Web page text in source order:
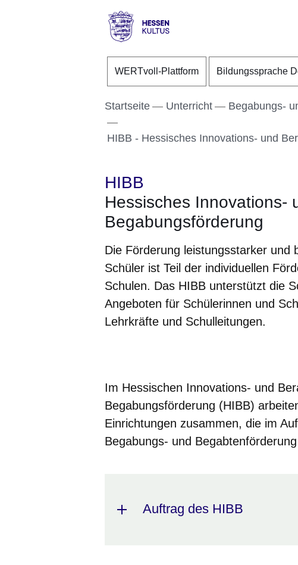
Direkt zum Kopf der Seite
Direkt zum Inhalt
Direkt zum Fuß der Seite
Kultus
WERTvoll-Plattform Bildungssprache
Startseite Unterricht Begabungs-
HIBB - Hessisches Innovations- und
HIBB
Hessisches Innovations-
Begabungsförderung
Die Förderung leistungsstarker und
Schüler ist Teil der individuellen
Schulen. Das HIBB unterstützt die
Angeboten für Schülerinnen und
Lehrkräfte und Schulleitungen.
Im Hessischen Innovations- und
Begabungsförderung (HIBB)
Einrichtungen zusammen, die im
Begabungs- und
Auftrag des HIBB